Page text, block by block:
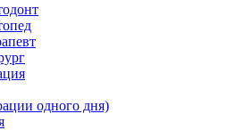
одного дня)